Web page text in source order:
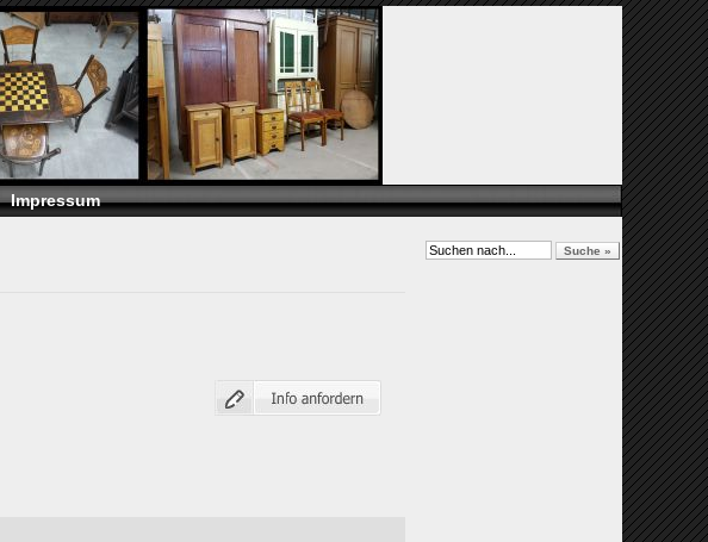
Impressum